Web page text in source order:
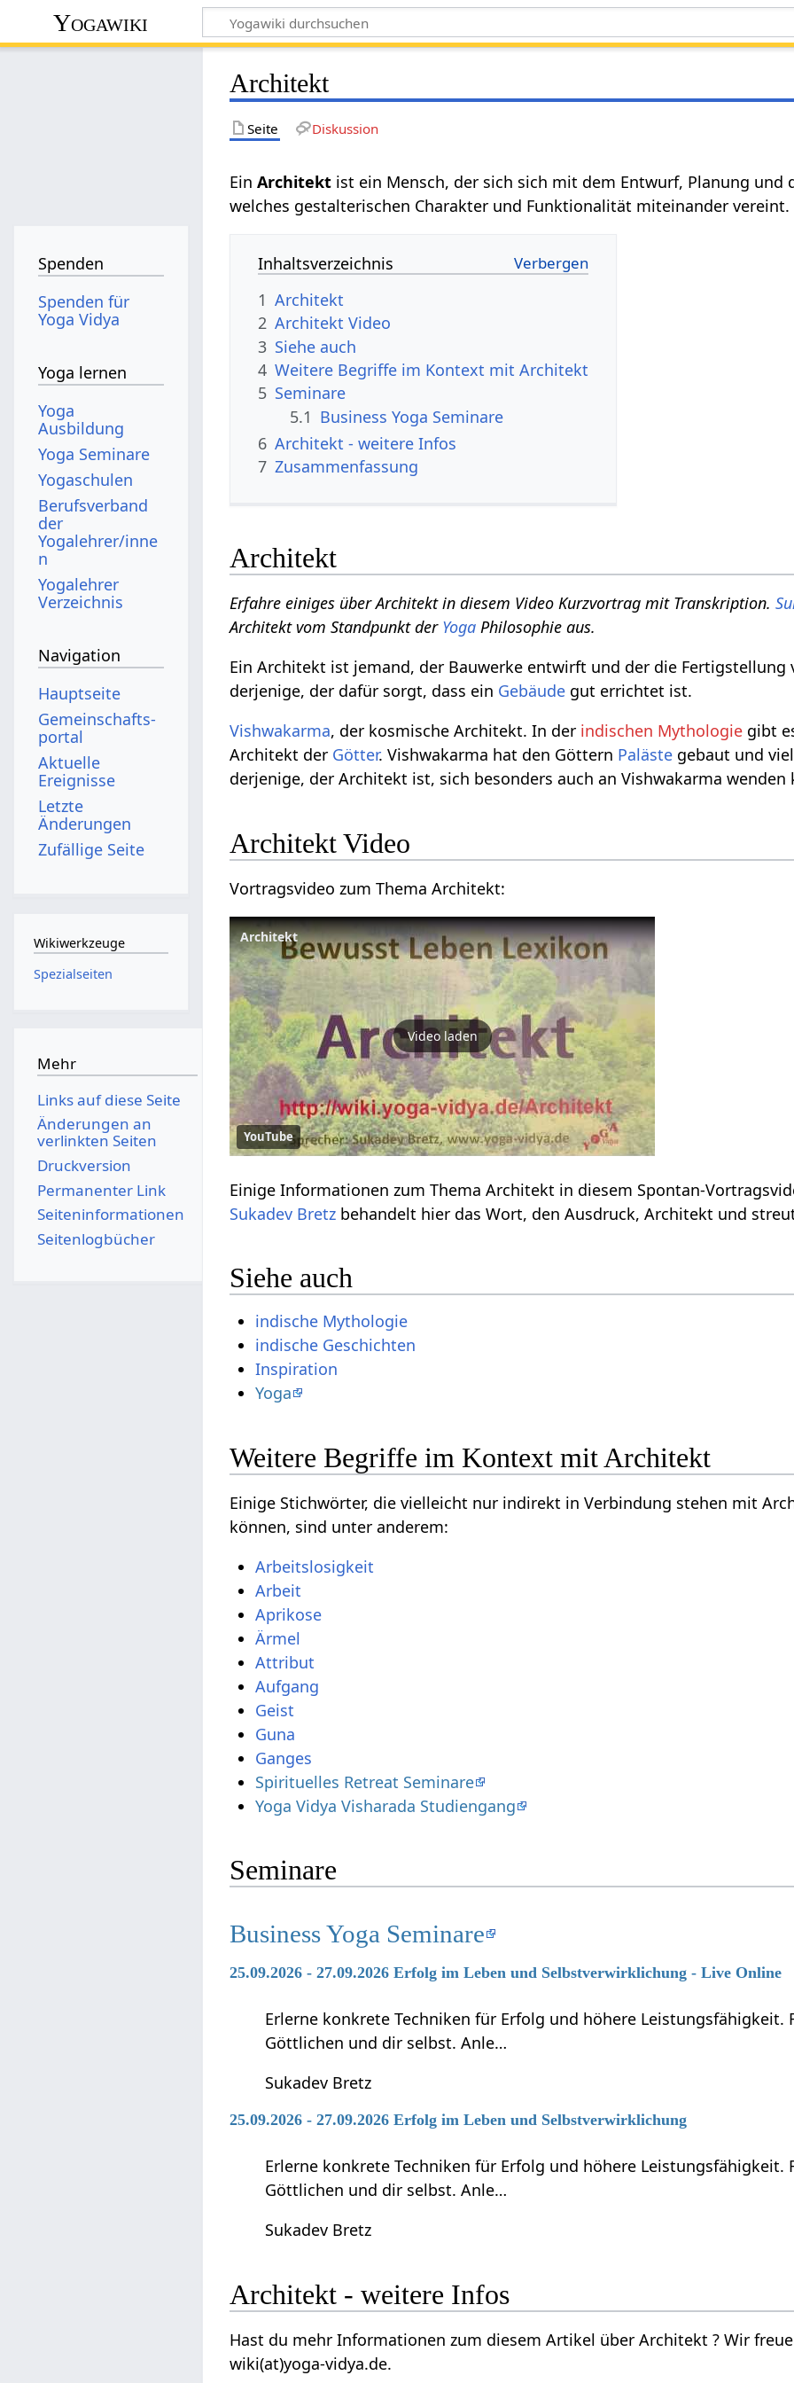
Yogawiki
Architekt
Seite Diskussion
Ein
ist ein Mensch, der sich sich mit dem Entwurf, Planung und
welches gestalterischen Charakter und Funktionalität miteinander vereint.
Inhaltsverzeichnis
1 Architekt
2
Architekt‏‎ Video
3 Siehe auch
4
5 Seminare
5.1 Business Yoga Seminare
6
Architekt‏‎ - weitere Infos
7 Zusammenfassung
Architekt
Erfahre einiges über Architekt in diesem Video Kurzvortrag mit Transkription.
Architekt‏‎ vom Standpunkt der Yoga Philosophie aus.
Ein Architekt ist jemand, der Bauwerke entwirft und der die
derjenige, der dafür sorgt, dass ein Gebäude gut errichtet ist.
Vishwakarma, der kosmische Architekt. In der indischen Mythologie gibt
Architekt der Götter. Vishwakarma hat den Göttern Paläste gebaut und
derjenige, der Architekt ist, sich besonders auch an Vishwakarma
Architekt‏‎ Video
Vortragsvideo zum Thema Architekt‏‎:
Architekt‏‎
Video laden
YouTube
Einige Informationen zum Thema Architekt‏‎ in diesem Spontan-
Sukadev Bretz
behandelt hier das Wort, den
Siehe auch
indische Mythologie
indische Geschichten
Inspiration
Yoga
Einige Stichwörter, die vielleicht nur indirekt in Verbindung stehen mit Architekt‏‎, aber vielleicht doch
können, sind unter anderem:
Arbeit
Geist
Guna
Ganges
Spirituelles Retreat Seminare
Yoga Vidya Visharada Studiengang
Seminare
Business Yoga Seminare
25.09.2026 - 27.09.2026 Erfolg im Leben und Selbstverwirklichung - Live Online
Erlerne konkrete Techniken für Erfolg und höhere
Göttlichen und dir selbst. Anle…
Sukadev Bretz
25.09.2026 - 27.09.2026 Erfolg im Leben und Selbstverwirklichung
Erlerne konkrete Techniken für Erfolg und höhere
Göttlichen und dir selbst. Anle…
Sukadev Bretz
Architekt‏‎ - weitere Infos
Hast du mehr Informationen zum diesem Artikel über Architekt‏‎ ? Wir freuen uns über deine Vorschläge per Email an
wiki(at)yoga-vidya.de.
Spenden
Spenden für
Yoga Vidya
Yoga lernen
Yoga
Ausbildung
Yoga Seminare
Yogaschulen
Berufsverband
der
Yogalehrer/inne
n
Yogalehrer
Verzeichnis
Navigation
Hauptseite
Gemeinschafts­
portal
Aktuelle
Ereignisse
Letzte
Änderungen
Zufällige Seite
Wikiwerkzeuge
Spezialseiten
Mehr
Links auf diese Seite
Änderungen an
verlinkten Seiten
Druckversion
Permanenter Link
Seiten­­informationen
Seitenlogbücher